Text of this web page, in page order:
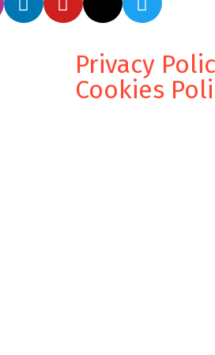
Privacy
Cookies